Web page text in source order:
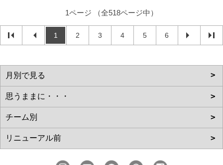
1ページ （全518ページ中）
1 2 3 4 5 6